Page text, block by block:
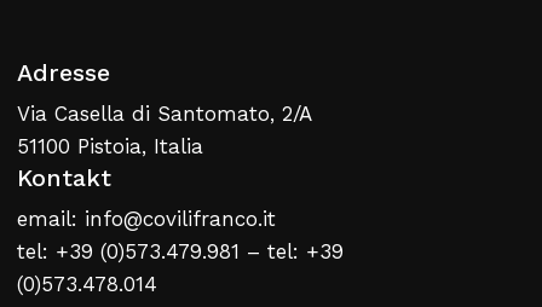
Adresse
Via Casella di Santomato, 2/A
51100 Pistoia, Italia
Kontakt
email: info@covilifranco.it
tel: +39 (0)573.479.981 – tel: +39
(0)573.478.014